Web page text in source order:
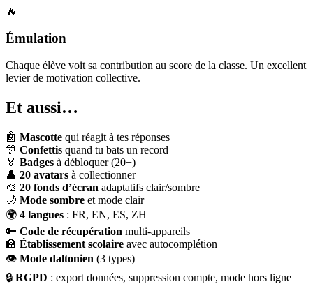
🔥
Émulation
Chaque élève voit sa contribution au score de la classe. Un excellent
levier de motivation collective.
Et aussi…
🤖 Mascotte qui réagit à tes réponses
🎊 Confettis quand tu bats un record
🏅 Badges à débloquer (20+)
👤 20 avatars à collectionner
🎨 20 fonds d’écran adaptatifs clair/sombre
🌙 Mode sombre et mode clair
🌍 4 langues : FR, EN, ES, ZH
🔑 Code de récupération multi-appareils
🏫 Établissement scolaire avec autocomplétion
👁 Mode daltonien (3 types)
🔒 RGPD : export données, suppression compte, mode hors ligne